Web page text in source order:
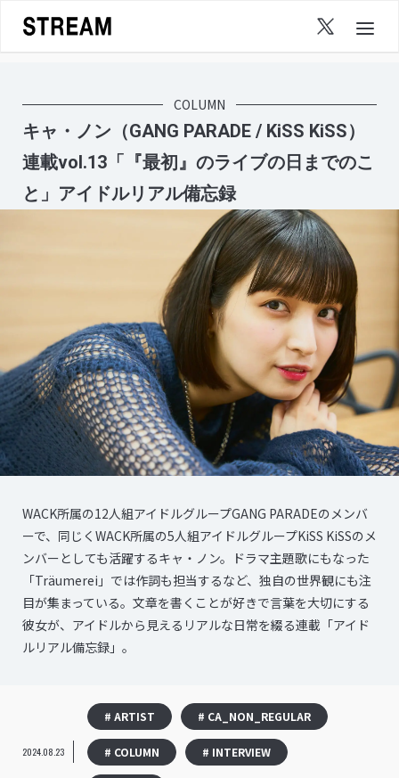
content
COLUMN
キャ・ノン（GANG PARADE / KiSS KiSS）
連載vol.13「『最初』のライブの日までのこ
と」アイドルリアル備忘録
WACK所属の12人組アイドルグループGANG PARADEのメンバ
ーで、同じくWACK所属の5人組アイドルグループKiSS KiSSのメ
ンバーとしても活躍するキャ・ノン。ドラマ主題歌にもなった
「Träumerei」では作詞も担当するなど、独自の世界観にも注
目が集まっている。文章を書くことが好きで言葉を大切にする
彼女が、アイドルから見えるリアルな日常を綴る連載「アイド
ルリアル備忘録」。
2024.08.23
# ARTIST # CA_NON_REGULAR
# COLUMN # INTERVIEW